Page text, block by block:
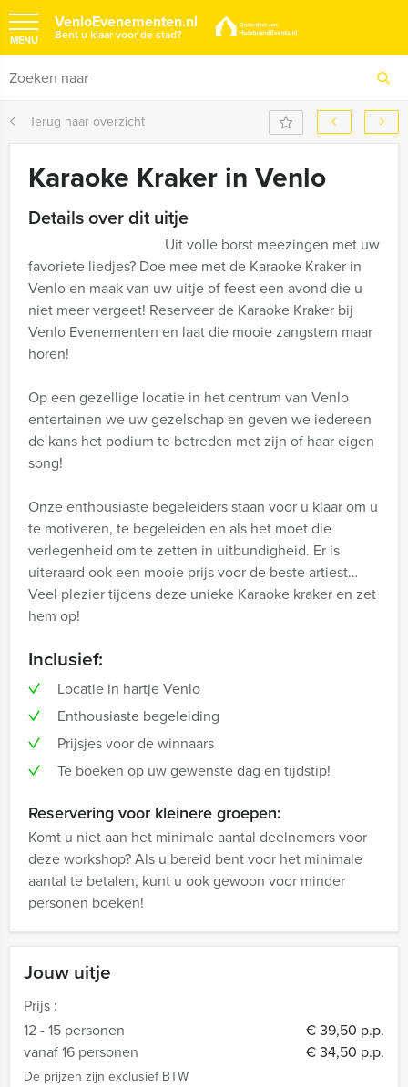
VenloEvenementen.nl
Bent u klaar voor de stad?
MENU
Terug naar overzicht
Jouw uitje
Prijs :
12 - 15 personen
€ 39,50 p.p.
vanaf 16 personen
€ 34,50 p.p.
De prijzen zijn exclusief BTW
Karaoke Kraker in Venlo
Details over dit uitje
Uit volle borst meezingen met uw
favoriete liedjes? Doe mee met de Karaoke Kraker in
Venlo en maak van uw uitje of feest een avond die u
niet meer vergeet! Reserveer de Karaoke Kraker bij
Venlo Evenementen en laat die mooie zangstem maar
horen!
Op een gezellige locatie in het centrum van Venlo
entertainen we uw gezelschap en geven we iedereen
de kans het podium te betreden met zijn of haar eigen
song!
Onze enthousiaste begeleiders staan voor u klaar om u
te motiveren, te begeleiden en als het moet die
verlegenheid om te zetten in uitbundigheid. Er is
uiteraard ook een mooie prijs voor de beste artiest…
Veel plezier tijdens deze unieke Karaoke kraker en zet
hem op!
Inclusief:
Locatie in hartje Venlo
Enthousiaste begeleiding
Prijsjes voor de winnaars
Te boeken op uw gewenste dag en tijdstip!
Reservering voor kleinere groepen:
Komt u niet aan het minimale aantal deelnemers voor
deze workshop? Als u bereid bent voor het minimale
aantal te betalen, kunt u ook gewoon voor minder
personen boeken!